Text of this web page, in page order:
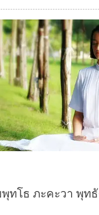
ธ ภะคะวา พุทธั